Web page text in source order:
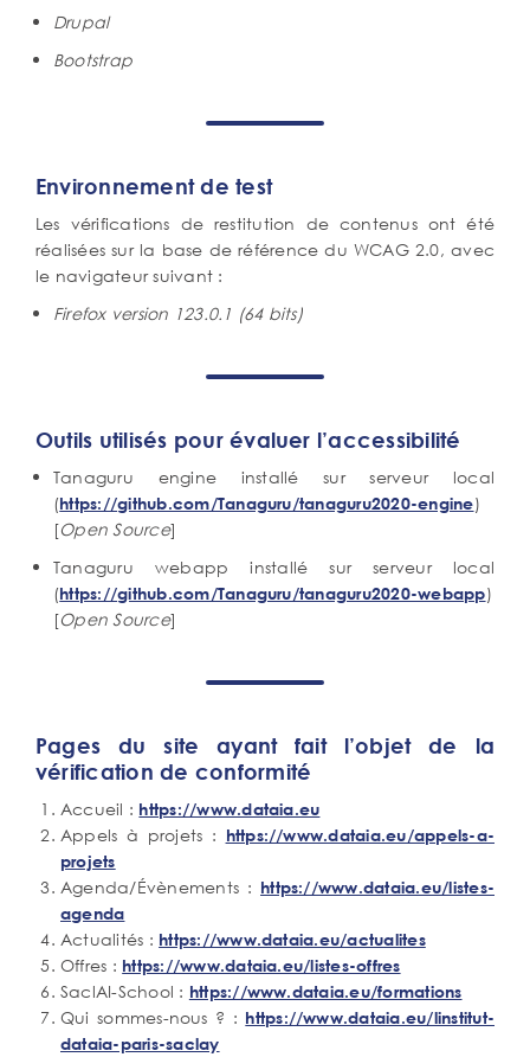
Drupal
Bootstrap
Environnement de test
Les vérifications de restitution de contenus ont été
réalisées sur la base de référence du WCAG 2.0, avec
le navigateur suivant :
Firefox version 123.0.1 (64 bits)
Outils utilisés pour évaluer l’accessibilité
Tanaguru engine installé sur serveur local
(https://github.com/Tanaguru/tanaguru2020-engine)
[Open Source]
Tanaguru webapp installé sur serveur local
(https://github.com/Tanaguru/tanaguru2020-webapp)
[Open Source]
Pages du site ayant fait l’objet de la
vérification de conformité
Accueil : https://www.dataia.eu
Appels à projets : https://www.dataia.eu/appels-a-
projets
Agenda/Évènements : https://www.dataia.eu/listes-
agenda
Actualités : https://www.dataia.eu/actualites
Offres : https://www.dataia.eu/listes-offres
SaclAI-School : https://www.dataia.eu/formations
Qui sommes-nous ? : https://www.dataia.eu/linstitut-
dataia-paris-saclay